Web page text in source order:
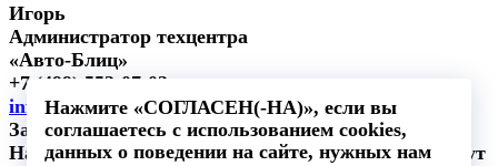
Нажмите «СОГЛАСЕН(-НА)», если вы
соглашаетесь с использованием cookies,
данных о поведении на сайте, нужных нам
Игорь
Администратор техцентра
«Авто-Блиц»
+7 (499) 553-07-03
info@auto-blitz.ru
Записаться на сервис
Наш специалист свяжется с вами в течении 5 минут